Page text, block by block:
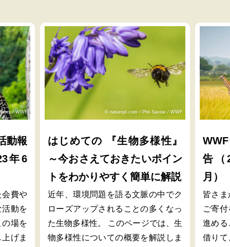
/ WWF
動報
年6
会費や
動を
場を
げま
© naturepl.com / Phil Savoie / WWF
はじめての 『生物多様性』
～今おさえておきたいポイン
トをわかりやすく簡単に解説
近年、環境問題を語る文脈の中でク
ローズアップされることの多くなっ
た生物多様性。 このページでは、生
物多様性についての概要を解説しま
告（
月）
皆さ
ご寄
進める
借りて